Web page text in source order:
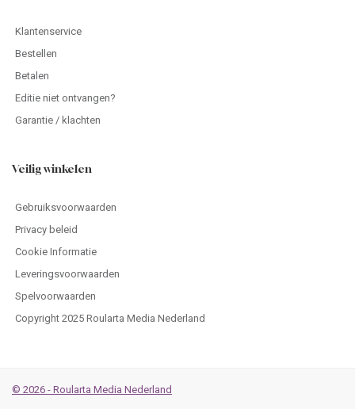
Klantenservice
Bestellen
Betalen
Editie niet ontvangen?
Garantie / klachten
Veilig winkelen
Gebruiksvoorwaarden
Privacy beleid
Cookie Informatie
Leveringsvoorwaarden
Spelvoorwaarden
Copyright 2025 Roularta Media Nederland
© 2026 - Roularta Media Nederland